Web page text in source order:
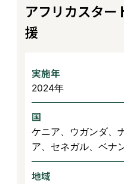
アフリカスター
援
実施年
2024年
国
ケニア、ウガンダ、
ア、セネガル、ベナ
地域